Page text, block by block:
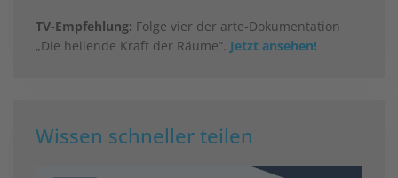
TV-Empfehlung: Folge vier der arte-Dokumentation
„Die heilende Kraft der Räume“. Jetzt ansehen!
Wissen schneller teilen